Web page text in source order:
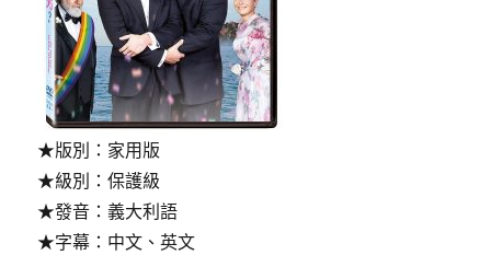
★版別：家用版
★級別：保護級
★發音：義大利語
★字幕：中文、英文